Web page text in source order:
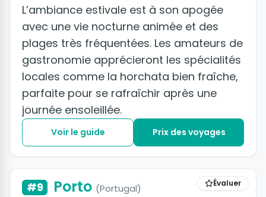
L’ambiance estivale est à son apogée
avec une vie nocturne animée et des
plages très fréquentées. Les amateurs de
gastronomie apprécieront les spécialités
locales comme la horchata bien fraîche,
parfaite pour se rafraîchir après une
journée ensoleillée.
Voir le guide Prix des voyages
Évaluer
#9 Porto (Portugal)